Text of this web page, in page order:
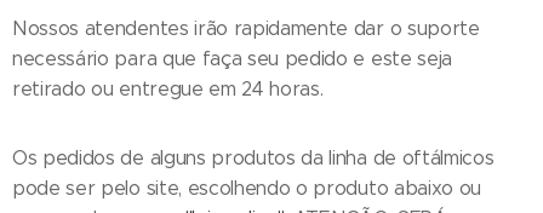
Nossos atendentes irão rapidamente dar o suporte
necessário para que faça seu pedido e este seja
retirado ou entregue em 24 horas.
Os pedidos de alguns produtos da linha de oftálmicos
pode ser pelo site, escolhendo o produto abaixo ou